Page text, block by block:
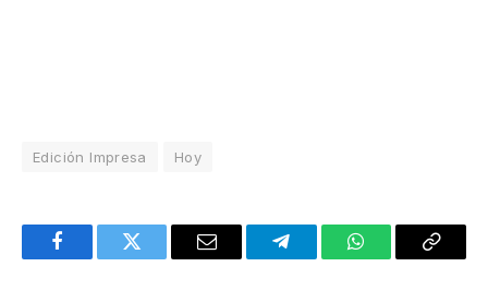
Edición Impresa Hoy
FacebookTwitter Email TelegramWhatsAppCopy